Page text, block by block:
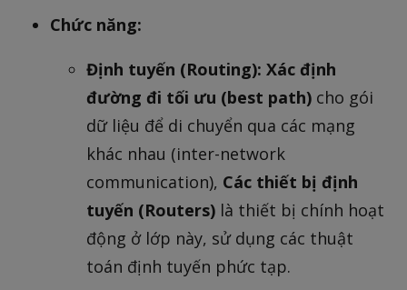
Chức năng:
Định tuyến (Routing): Xác định
đường đi tối ưu (best path) cho gói
dữ liệu để di chuyển qua các mạng
khác nhau (inter-network
communication), Các thiết bị định
tuyến (Routers) là thiết bị chính hoạt
động ở lớp này, sử dụng các thuật
toán định tuyến phức tạp.